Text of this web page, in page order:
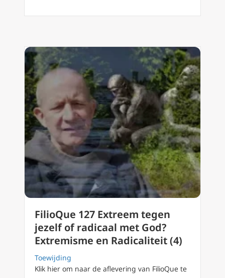
FilioQue 127 Extreem tegen
jezelf of radicaal met God?
Extremisme en Radicaliteit (4)
Toewijding
Klik hier om naar de aflevering van FilioQue te